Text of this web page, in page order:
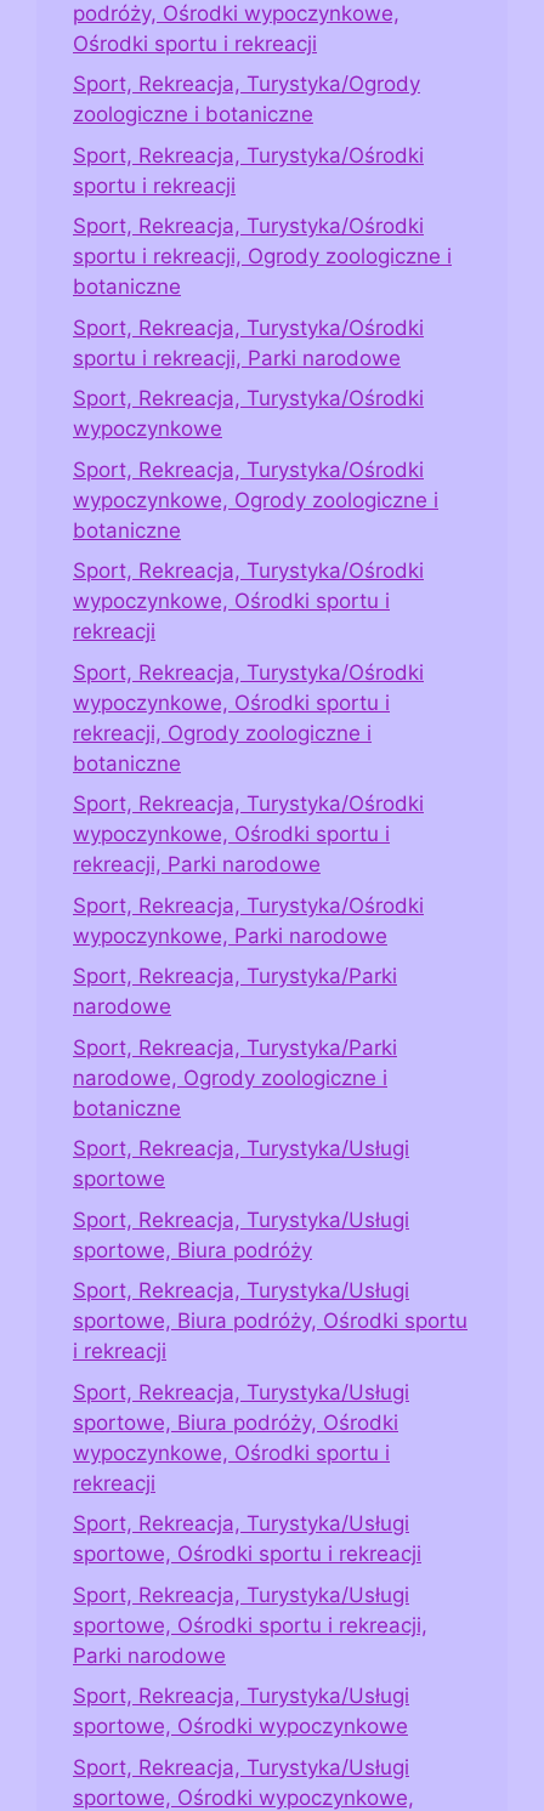
podróży, Ośrodki wypoczynkowe,
Ośrodki sportu i rekreacji
Sport, Rekreacja, Turystyka/Ogrody
zoologiczne i botaniczne
Sport, Rekreacja, Turystyka/Ośrodki
sportu i rekreacji
Sport, Rekreacja, Turystyka/Ośrodki
sportu i rekreacji, Ogrody zoologiczne i
botaniczne
Sport, Rekreacja, Turystyka/Ośrodki
sportu i rekreacji, Parki narodowe
Sport, Rekreacja, Turystyka/Ośrodki
wypoczynkowe
Sport, Rekreacja, Turystyka/Ośrodki
wypoczynkowe, Ogrody zoologiczne i
botaniczne
Sport, Rekreacja, Turystyka/Ośrodki
wypoczynkowe, Ośrodki sportu i
rekreacji
Sport, Rekreacja, Turystyka/Ośrodki
wypoczynkowe, Ośrodki sportu i
rekreacji, Ogrody zoologiczne i
botaniczne
Sport, Rekreacja, Turystyka/Ośrodki
wypoczynkowe, Ośrodki sportu i
rekreacji, Parki narodowe
Sport, Rekreacja, Turystyka/Ośrodki
wypoczynkowe, Parki narodowe
Sport, Rekreacja, Turystyka/Parki
narodowe
Sport, Rekreacja, Turystyka/Parki
narodowe, Ogrody zoologiczne i
botaniczne
Sport, Rekreacja, Turystyka/Usługi
sportowe
Sport, Rekreacja, Turystyka/Usługi
sportowe, Biura podróży
Sport, Rekreacja, Turystyka/Usługi
sportowe, Biura podróży, Ośrodki sportu
i rekreacji
Sport, Rekreacja, Turystyka/Usługi
sportowe, Biura podróży, Ośrodki
wypoczynkowe, Ośrodki sportu i
rekreacji
Sport, Rekreacja, Turystyka/Usługi
sportowe, Ośrodki sportu i rekreacji
Sport, Rekreacja, Turystyka/Usługi
sportowe, Ośrodki sportu i rekreacji,
Parki narodowe
Sport, Rekreacja, Turystyka/Usługi
sportowe, Ośrodki wypoczynkowe
Sport, Rekreacja, Turystyka/Usługi
sportowe, Ośrodki wypoczynkowe,